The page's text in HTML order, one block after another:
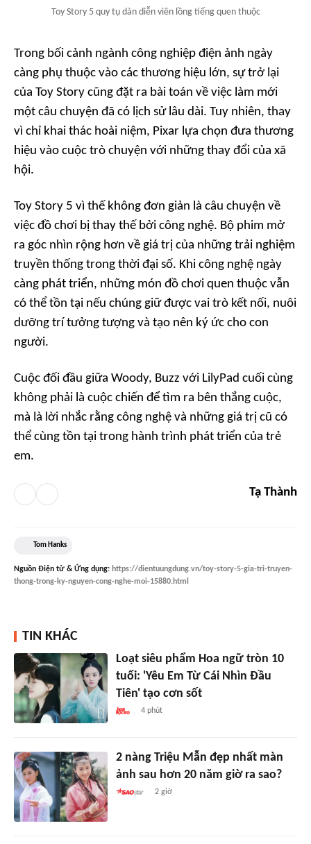
Toy Story 5 quy tụ dàn diễn viên lồng tiếng quen thuộc
Trong bối cảnh ngành công nghiệp điện ảnh ngày
càng phụ thuộc vào các thương hiệu lớn, sự trở lại
của Toy Story cũng đặt ra bài toán về việc làm mới
một câu chuyện đã có lịch sử lâu dài. Tuy nhiên, thay
vì chỉ khai thác hoài niệm, Pixar lựa chọn đưa thương
hiệu vào cuộc trò chuyện với những thay đổi của xã
hội.
Toy Story 5 vì thế không đơn giản là câu chuyện về
việc đồ chơi bị thay thế bởi công nghệ. Bộ phim mở
ra góc nhìn rộng hơn về giá trị của những trải nghiệm
truyền thống trong thời đại số. Khi công nghệ ngày
càng phát triển, những món đồ chơi quen thuộc vẫn
có thể tồn tại nếu chúng giữ được vai trò kết nối, nuôi
dưỡng trí tưởng tượng và tạo nên ký ức cho con
người.
Cuộc đối đầu giữa Woody, Buzz với LilyPad cuối cùng
không phải là cuộc chiến để tìm ra bên thắng cuộc,
mà là lời nhắc rằng công nghệ và những giá trị cũ có
thể cùng tồn tại trong hành trình phát triển của trẻ
em.
Tạ Thành
Tom Hanks
Nguồn Điện tử & Ứng dụng: https://dientuungdung.vn/toy-story-5-gia-tri-truyen-
thong-trong-ky-nguyen-cong-nghe-moi-15880.html
TIN KHÁC
Loạt siêu phẩm Hoa ngữ tròn 10
tuổi: 'Yêu Em Từ Cái Nhìn Đầu
Tiên' tạo cơn sốt
4 phút
2 nàng Triệu Mẫn đẹp nhất màn
ảnh sau hơn 20 năm giờ ra sao?
2 giờ